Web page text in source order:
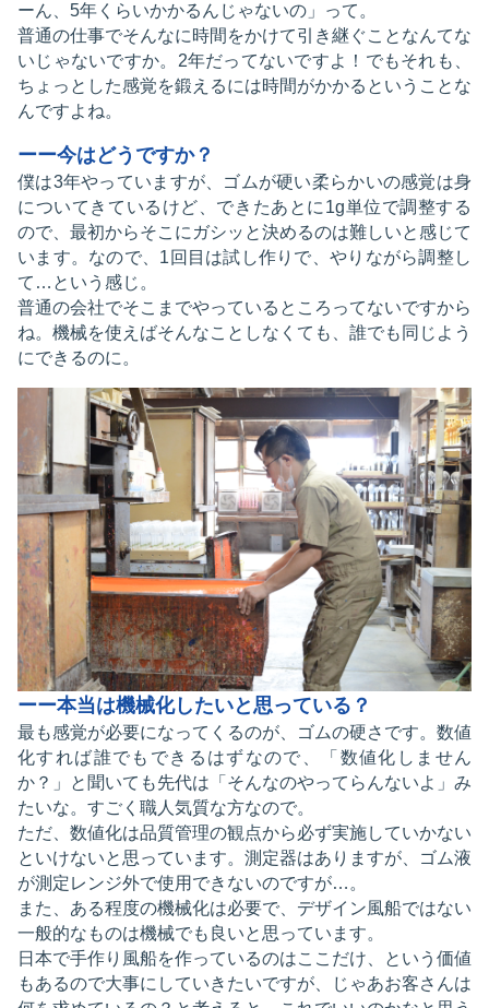
ーん、5年くらいかかるんじゃないの」って。
普通の仕事でそんなに時間をかけて引き継ぐことなんてな
いじゃないですか。2年だってないですよ！でもそれも、
ちょっとした感覚を鍛えるには時間がかかるということな
んですよね。
ーー今はどうですか？
僕は3年やっていますが、ゴムが硬い柔らかいの感覚は身
についてきているけど、できたあとに1g単位で調整する
ので、最初からそこにガシッと決めるのは難しいと感じて
います。なので、1回目は試し作りで、やりながら調整し
て…という感じ。
普通の会社でそこまでやっているところってないですから
ね。機械を使えばそんなことしなくても、誰でも同じよう
にできるのに。
ーー本当は機械化したいと思っている？
最も感覚が必要になってくるのが、ゴムの硬さです。数値
化すれば誰でもできるはずなので、「数値化しません
か？」と聞いても先代は「そんなのやってらんないよ」み
たいな。すごく職人気質な方なので。
ただ、数値化は品質管理の観点から必ず実施していかない
といけないと思っています。測定器はありますが、ゴム液
が測定レンジ外で使用できないのですが…。
また、ある程度の機械化は必要で、デザイン風船ではない
一般的なものは機械でも良いと思っています。
日本で手作り風船を作っているのはここだけ、という価値
もあるので大事にしていきたいですが、じゃあお客さんは